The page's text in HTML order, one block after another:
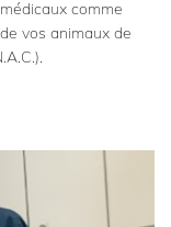
comme
vos animaux de